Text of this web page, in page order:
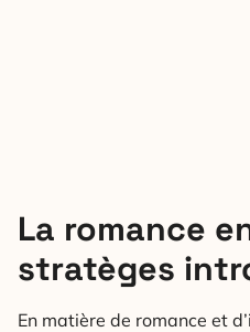
La romance
stratèges
En matière de romance et